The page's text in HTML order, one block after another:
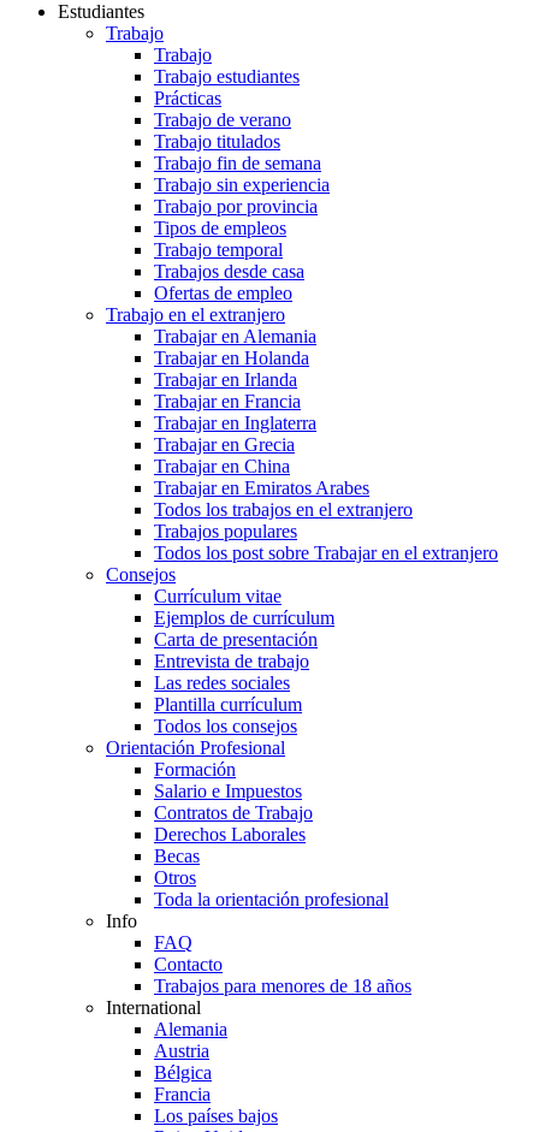
Estudiantes
Trabajo
Trabajo
Trabajo estudiantes
Prácticas
Trabajo de verano
Trabajo titulados
Trabajo fin de semana
Trabajo sin experiencia
Trabajo por provincia
Tipos de empleos
Trabajo temporal
Trabajos desde casa
Ofertas de empleo
Trabajo en el extranjero
Trabajar en Alemania
Trabajar en Holanda
Trabajar en Irlanda
Trabajar en Francia
Trabajar en Inglaterra
Trabajar en Grecia
Trabajar en China
Trabajar en Emiratos Arabes
Todos los trabajos en el extranjero
Trabajos populares
Todos los post sobre Trabajar en el extranjero
Consejos
Currículum vitae
Ejemplos de currículum
Carta de presentación
Entrevista de trabajo
Las redes sociales
Plantilla currículum
Todos los consejos
Orientación Profesional
Formación
Salario e Impuestos
Contratos de Trabajo
Derechos Laborales
Becas
Otros
Toda la orientación profesional
Info
FAQ
Contacto
Trabajos para menores de 18 años
International
Alemania
Austria
Bélgica
Francia
Los países bajos